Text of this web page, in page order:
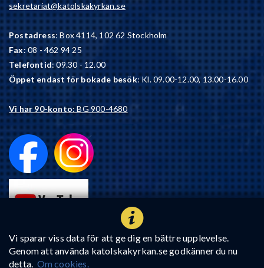
Vi sparar viss data för att ge dig en bättre upplevelse.
Genom att använda katolskakyrkan.se godkänner du nu
detta. Om cookies.
sekretariat@katolskakyrkan.se
Postadress: Box 4114, 102 62 Stockholm
Fax: 08 - 462 94 25
Telefontid: 09.30 - 12.00
Öppet endast för bokade besök: Kl. 09.00-12.00, 13.00-16.00
Vi har 90-konto: BG 900-4680